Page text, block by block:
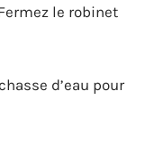
le robinet
d’eau pour